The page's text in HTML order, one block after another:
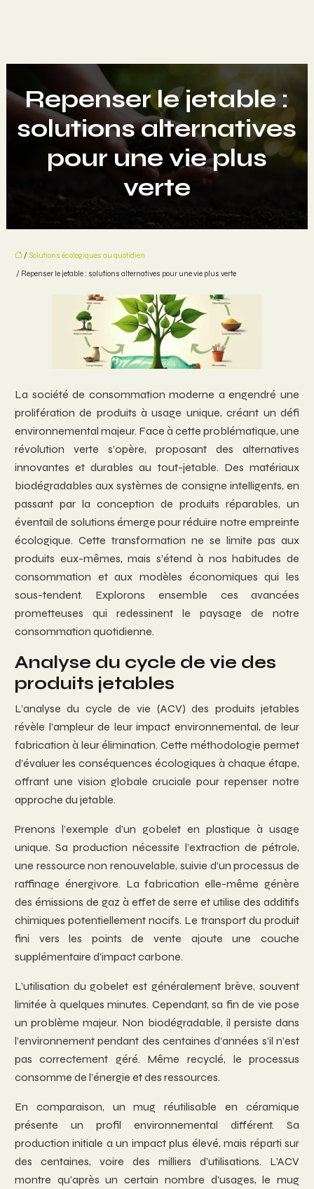
Repenser le jetable :
solutions alternatives
pour une vie plus
verte
/ Solutions écologiques au quotidien
/ Repenser le jetable : solutions alternatives pour une vie plus verte
La société de consommation moderne a engendré une
prolifération de produits à usage unique, créant un défi
environnemental majeur. Face à cette problématique, une
révolution verte s’opère, proposant des alternatives
innovantes et durables au tout-jetable. Des matériaux
biodégradables aux systèmes de consigne intelligents, en
passant par la conception de produits réparables, un
éventail de solutions émerge pour réduire notre empreinte
écologique. Cette transformation ne se limite pas aux
produits eux-mêmes, mais s’étend à nos habitudes de
consommation et aux modèles économiques qui les
sous-tendent. Explorons ensemble ces avancées
prometteuses qui redessinent le paysage de notre
consommation quotidienne.
Analyse du cycle de vie des
produits jetables
L’analyse du cycle de vie (ACV) des produits jetables
révèle l’ampleur de leur impact environnemental, de leur
fabrication à leur élimination. Cette méthodologie permet
d’évaluer les conséquences écologiques à chaque étape,
offrant une vision globale cruciale pour repenser notre
approche du jetable.
Prenons l’exemple d’un gobelet en plastique à usage
unique. Sa production nécessite l’extraction de pétrole,
une ressource non renouvelable, suivie d’un processus de
raffinage énergivore. La fabrication elle-même génère
des émissions de gaz à effet de serre et utilise des additifs
chimiques potentiellement nocifs. Le transport du produit
fini vers les points de vente ajoute une couche
supplémentaire d’impact carbone.
L’utilisation du gobelet est généralement brève, souvent
limitée à quelques minutes. Cependant, sa fin de vie pose
un problème majeur. Non biodégradable, il persiste dans
l’environnement pendant des centaines d’années s’il n’est
pas correctement géré. Même recyclé, le processus
consomme de l’énergie et des ressources.
En comparaison, un mug réutilisable en céramique
présente un profil environnemental différent. Sa
production initiale a un impact plus élevé, mais réparti sur
des centaines, voire des milliers d’utilisations. L’ACV
montre qu’après un certain nombre d’usages, le mug